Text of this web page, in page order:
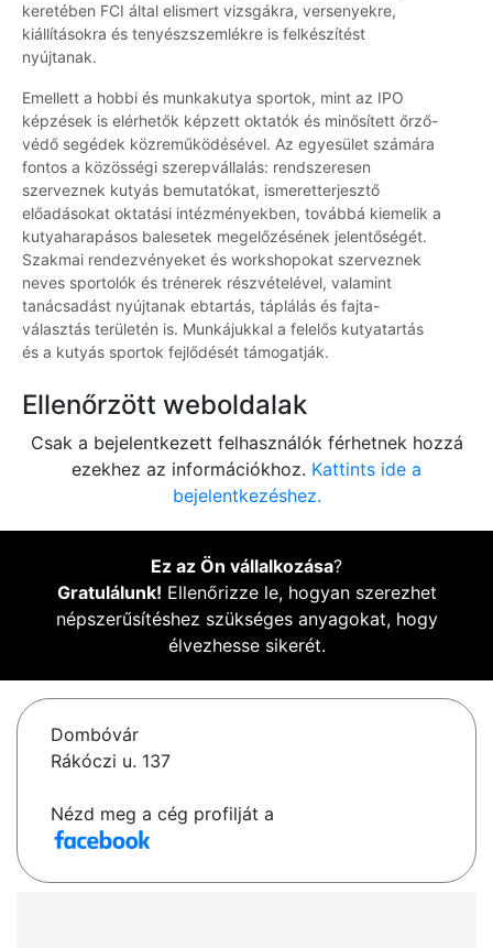
keretében FCI által elismert vizsgákra, versenyekre,
kiállításokra és tenyészszemlékre is felkészítést
nyújtanak.
Emellett a hobbi és munkakutya sportok, mint az IPO
képzések is elérhetők képzett oktatók és minősített őrző-
védő segédek közreműködésével. Az egyesület számára
fontos a közösségi szerepvállalás: rendszeresen
szerveznek kutyás bemutatókat, ismeretterjesztő
előadásokat oktatási intézményekben, továbbá kiemelik a
kutyaharapásos balesetek megelőzésének jelentőségét.
Szakmai rendezvényeket és workshopokat szerveznek
neves sportolók és trénerek részvételével, valamint
tanácsadást nyújtanak ebtartás, táplálás és fajta-
választás területén is. Munkájukkal a felelős kutyatartás
és a kutyás sportok fejlődését támogatják.
Ellenőrzött weboldalak
Csak a bejelentkezett felhasználók férhetnek hozzá
ezekhez az információkhoz. Kattints ide a
bejelentkezéshez.
Ez az Ön vállalkozása?
Gratulálunk! Ellenőrizze le, hogyan szerezhet
népszerűsítéshez szükséges anyagokat, hogy
élvezhesse sikerét.
Dombóvár
Rákóczi u. 137
Nézd meg a cég profilját a